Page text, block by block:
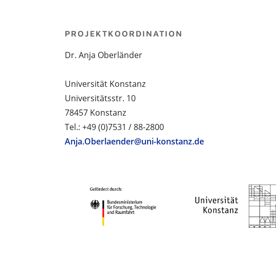
PROJEKTKOORDINATION
Dr. Anja Oberländer
Universität Konstanz
Universitätsstr. 10
78457 Konstanz
Tel.: +49 (0)7531 / 88-2800
Anja.Oberlaender@uni-konstanz.de